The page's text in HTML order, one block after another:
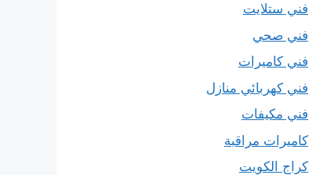
فني ستلايت
فني صحي
فني كاميرات
فني كهربائي منازل
فني مكيفات
كاميرات مراقبة
كراج الكويت